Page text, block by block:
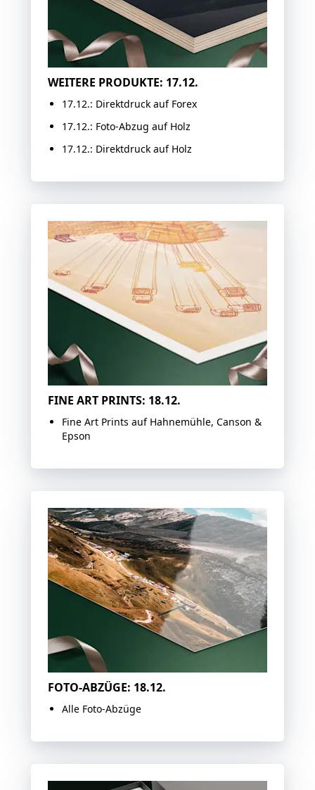
WEITERE PRODUKTE: 17.12.
17.12.: Direktdruck auf Forex
17.12.: Foto-Abzug auf Holz
17.12.: Direktdruck auf Holz
FINE ART PRINTS: 18.12.
Fine Art Prints auf Hahnemühle, Canson &
Epson
FOTO-ABZÜGE: 18.12.
Alle Foto-Abzüge